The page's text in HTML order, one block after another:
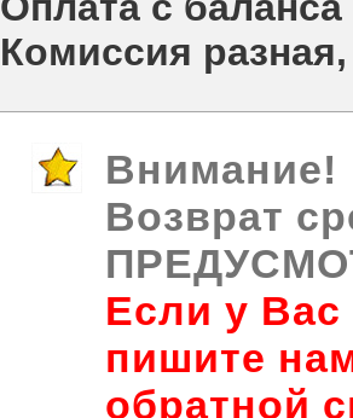
Комиссия
Внимание!
Возврат
Если у Вас
пишите
обратной